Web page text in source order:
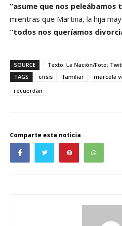
”asume que nos
mientras que Martina, la hija
“todos nos queríamos
SOURCE
Texto: La Nación/Foto:
TAGS
crisis familiar marcela
recuerdan
Comparte esta noticia